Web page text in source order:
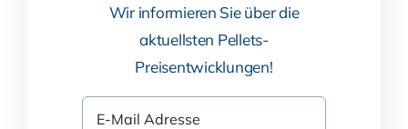
Wir informieren Sie über die
aktuellsten Pellets-
Preisentwicklungen!